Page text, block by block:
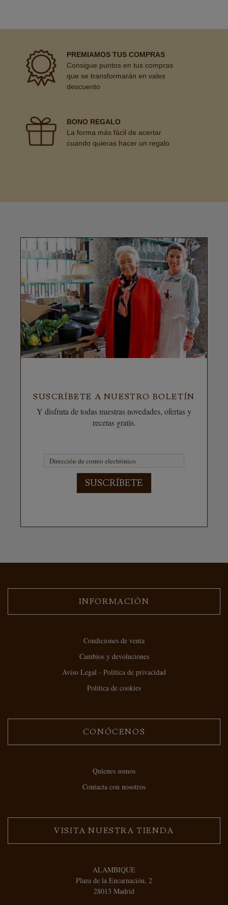
PREMIAMOS TUS COMPRAS
Consigue puntos en tus compras
que se transformarán en vales
descuento
BONO REGALO
La forma más fácil de acertar
cuando quieras hacer un regalo
SUSCRÍBETE A NUESTRO BOLETÍN
Y disfruta de todas nuestras novedades, ofertas y
recetas gratis.
SUSCRÍBETE
INFORMACIÓN
Condiciones de venta
Cambios y devoluciones
Aviso Legal - Política de privacidad
Política de cookies
CONÓCENOS
Quienes somos
Contacta con nosotros
VISITA NUESTRA TIENDA
ALAMBIQUE
Plaza de la Encarnación, 2
28013 Madrid